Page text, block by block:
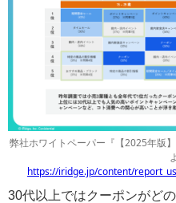
弊社ホワイトペーパー『【2025年版
https://iridge.jp/content/
30代以上ではクーポンがど